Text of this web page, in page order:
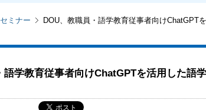
ミナー
DOU、教職員・語学教育従事者向けChatGPT
語学教育従事者向けChatGPTを活用した語